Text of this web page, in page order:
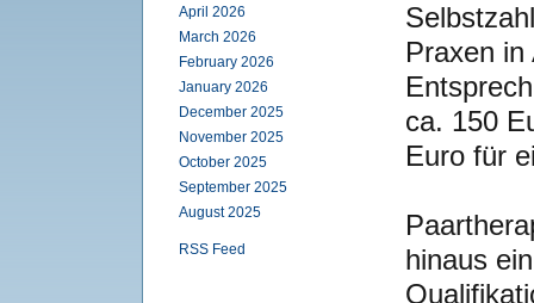
April 2026
March 2026
February 2026
January 2026
December 2025
November 2025
October 2025
September 2025
August 2025
RSS Feed
Praxen
ca. 150
Euro für
hinaus